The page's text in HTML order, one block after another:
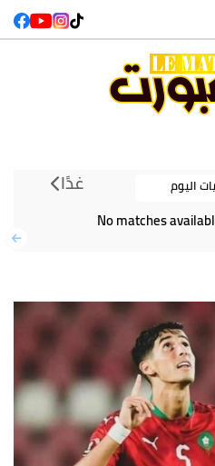
اليوم غدًا
No matches